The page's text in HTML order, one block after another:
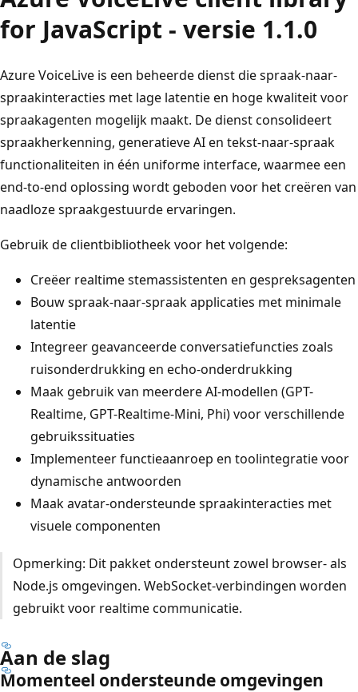
for JavaScript - versie 1.1.0
Azure VoiceLive is een beheerde dienst die spraak-naar-
spraakinteracties met lage latentie en hoge kwaliteit voor
spraakagenten mogelijk maakt. De dienst consolideert
spraakherkenning, generatieve AI en tekst-naar-spraak
functionaliteiten in één uniforme interface, waarmee een
end-to-end oplossing wordt geboden voor het creëren van
naadloze spraakgestuurde ervaringen.
Gebruik de clientbibliotheek voor het volgende:
Creëer realtime stemassistenten en gespreksagenten
Bouw spraak-naar-spraak applicaties met minimale
latentie
Integreer geavanceerde conversatiefuncties zoals
ruisonderdrukking en echo-onderdrukking
Maak gebruik van meerdere AI-modellen (GPT-
Realtime, GPT-Realtime-Mini, Phi) voor verschillende
gebruikssituaties
Implementeer functieaanroep en toolintegratie voor
dynamische antwoorden
Maak avatar-ondersteunde spraakinteracties met
visuele componenten
Opmerking: Dit pakket ondersteunt zowel browser- als
Node.js omgevingen. WebSocket-verbindingen worden
gebruikt voor realtime communicatie.
Aan de slag
Momenteel ondersteunde omgevingen